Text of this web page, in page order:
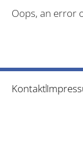
Oops, an error
Kontakt